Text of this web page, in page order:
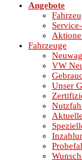
Angebote
Fahrzeuge
VW
Unser